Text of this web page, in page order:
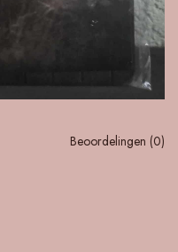
Beoordelingen (0)